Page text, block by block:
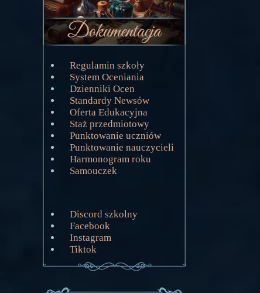
Regulamin szkoły
System Oceniania
Dzienniki Ocen
Standardy Newsów
Oferta Edukacyjna
Staż przedmiotowy
Punktowanie uczniów
Punktowanie nauczycieli
Harmonogram roku
Samouczek
Discord szkolny
Facebook
Instagram
Tiktok